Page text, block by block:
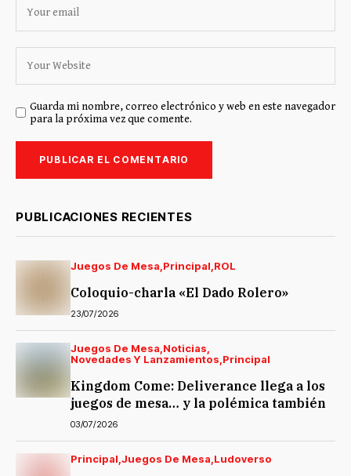
Guarda mi nombre, correo electrónico y web en este navegador
para la próxima vez que comente.
PUBLICACIONES RECIENTES
Juegos De Mesa Principal ROL
Coloquio-charla «El Dado Rolero»
23/07/2026
Juegos De Mesa Noticias
Novedades Y Lanzamientos Principal
Kingdom Come: Deliverance llega a los
juegos de mesa… y la polémica también
03/07/2026
Principal Juegos De Mesa Ludoverso